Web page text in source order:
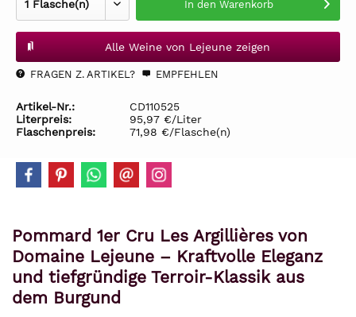
In den Warenkorb
Alle Weine von Lejeune zeigen
FRAGEN Z. ARTIKEL? EMPFEHLEN
Artikel-Nr.:
CD110525
Literpreis:
95,97 €/Liter
Flaschenpreis:
71,98 €/Flasche(n)
Pommard 1er Cru Les Argillières von
Domaine Lejeune – Kraftvolle Eleganz
und tiefgründige Terroir-Klassik aus
dem Burgund